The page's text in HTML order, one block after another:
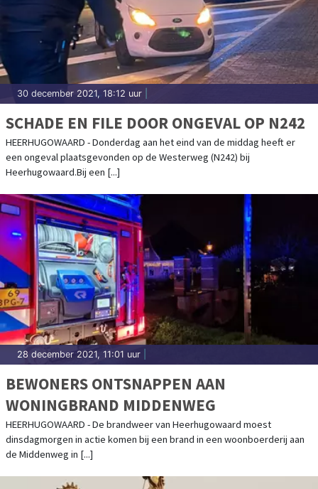
30 december 2021, 18:12 uur
SCHADE EN FILE DOOR ONGEVAL OP N242
HEERHUGOWAARD - Donderdag aan het eind van de middag heeft er
een ongeval plaatsgevonden op de Westerweg (N242) bij
Heerhugowaard.Bij een [...]
28 december 2021, 11:01 uur
BEWONERS ONTSNAPPEN AAN
WONINGBRAND MIDDENWEG
HEERHUGOWAARD - De brandweer van Heerhugowaard moest
dinsdagmorgen in actie komen bij een brand in een woonboerderij aan
de Middenweg in [...]